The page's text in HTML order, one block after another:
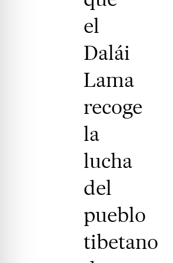
el
Dalái
Lama
recoge
la
lucha
del
pueblo
tibetano